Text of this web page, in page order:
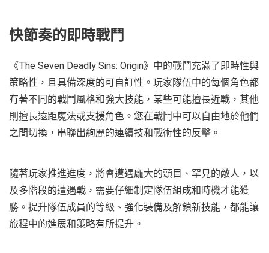
快節奏的即時戰鬥
《The Seven Deadly Sins: Origin》中的戰鬥充滿了即時性與
策略性，且具備深度的可自訂性。玩家隊伍中的每個角色都
有著不同的戰鬥風格和強大技能，某些可能擅長近戰，其他
則擅長遠距魔法或支援角色。您在戰鬥中可以自由地於他們
之間切換，串聯出絢麗的連續技和戰術性的反擊。
隨著玩家推進進度，將會遭遇龐大的頭目、罕見的敵人，以
及多階段的遭遇戰，需要仔細制定隊伍組成和時機才能獲
勝。提升隊伍成員的等級、強化裝備及解鎖新技能，都能讓
旅程中的進展和策略有所提升。